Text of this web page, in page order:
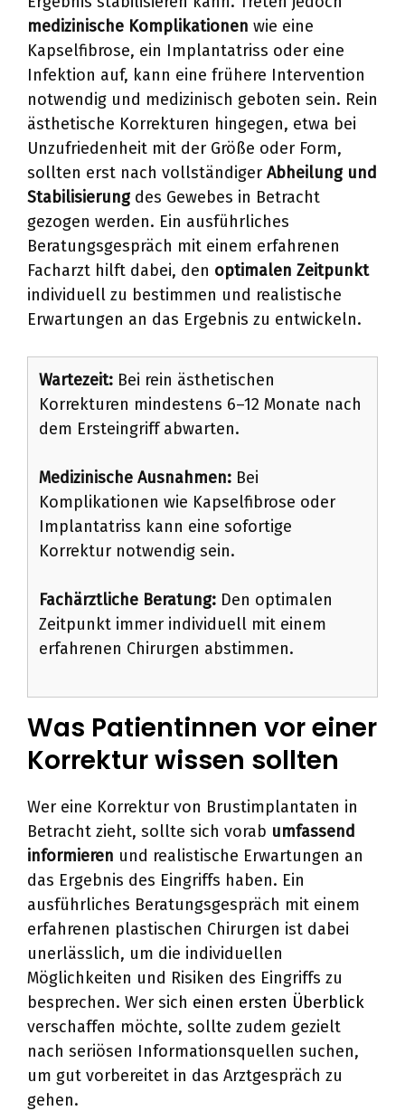
medizinische Komplikationen wie eine
Kapselfibrose, ein Implantatriss oder eine
Infektion auf, kann eine frühere Intervention
notwendig und medizinisch geboten sein. Rein
ästhetische Korrekturen hingegen, etwa bei
Unzufriedenheit mit der Größe oder Form,
sollten erst nach vollständiger Abheilung und
Stabilisierungdes Gewebes in Betracht
gezogen werden. Ein ausführliches
Beratungsgespräch mit einem erfahrenen
Facharzt hilft dabei, den optimalen Zeitpunkt
individuell zu bestimmen und realistische
Erwartungen an das Ergebnis zu entwickeln.
Wartezeit: Bei rein ästhetischen
Korrekturen mindestens 6–12 Monate nach
dem Ersteingriff abwarten.
Medizinische Ausnahmen: Bei
Komplikationen wie Kapselfibrose oder
Implantatriss kann eine sofortige
Korrektur notwendig sein.
Fachärztliche Beratung: Den optimalen
Zeitpunkt immer individuell mit einem
erfahrenen Chirurgen abstimmen.
Was Patientinnen vor einer
Korrektur wissen sollten
Wer eine Korrektur von Brustimplantaten in
Betracht zieht, sollte sich vorab umfassend
informieren und realistische Erwartungen an
das Ergebnis des Eingriffs haben. Ein
ausführliches Beratungsgespräch mit einem
erfahrenen plastischen Chirurgen ist dabei
unerlässlich, um die individuellen
Möglichkeiten und Risiken des Eingriffs zu
besprechen. Wer sich einen ersten Überblick
verschaffen möchte, sollte zudem gezielt
nach seriösen Informationsquellen suchen,
um gut vorbereitet in das Arztgespräch zu
gehen.